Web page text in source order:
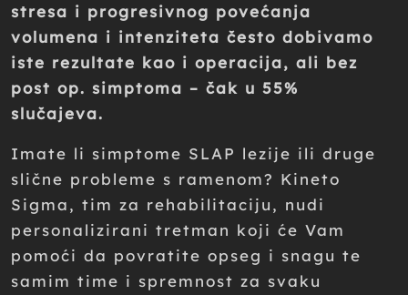
stresa i progresivnog povećanja
volumena i intenziteta često dobivamo
iste rezultate kao i operacija, ali bez
post op. simptoma – čak u 55%
slučajeva.
Imate li simptome SLAP lezije ili druge
slične probleme s ramenom? Kineto
Sigma, tim za rehabilitaciju, nudi
personalizirani tretman koji će Vam
pomoći da povratite opseg i snagu te
samim time i spremnost za svaku